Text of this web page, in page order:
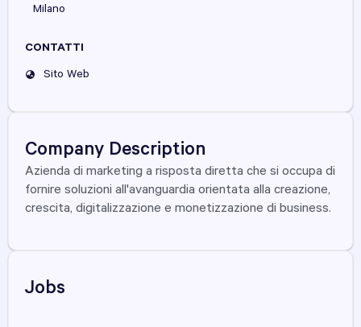
Milano
CONTATTI
Sito Web
Company Description
Azienda di marketing a risposta diretta che si occupa di
fornire soluzioni all'avanguardia orientata alla creazione,
crescita, digitalizzazione e monetizzazione di business.
Jobs